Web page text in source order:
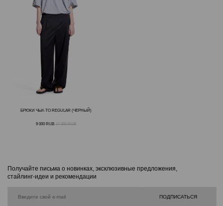
БРЮКИ ЧЬИ-ТО REGULAR (ЧЕРНЫЙ)
9 000 RUB 14 300 RUB
ПОДПИСАТЬСЯ
Получайте письма о новинках, эксклюзивные предложения,
стайлинг-идеи и рекомендации